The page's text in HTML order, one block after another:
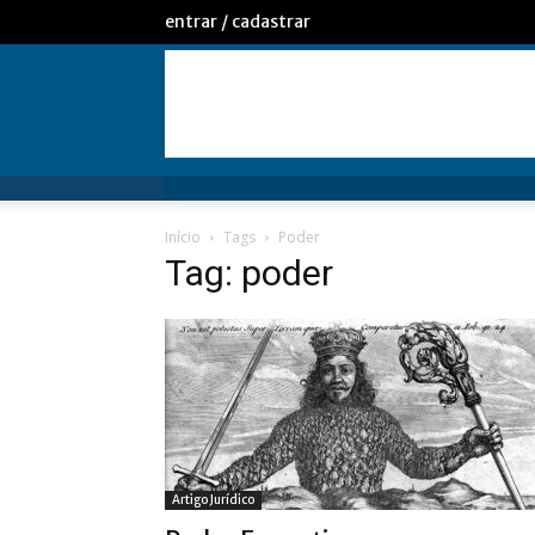
entrar / cadastrar
Início Tags Poder
Tag: poder
Artigo Jurídico